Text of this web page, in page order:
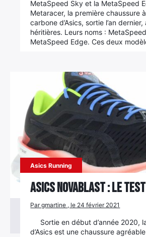
MetaSpeed Sky et la MetaSpeed
Metaracer, la première chaussure
carbone d’Asics, sortie l’an
héritières. Leurs noms :
MetaSpeed Edge. Ces deux
Asics Running
Asics Novablast : le test
Par gmartine , le 24 février 2021
Sortie en début d’année 2020,
d’Asics est une chaussure